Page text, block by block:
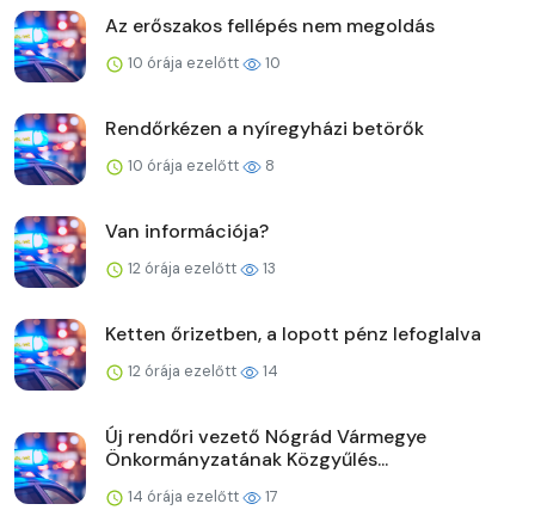
Az erőszakos fellépés nem megoldás
10 órája ezelőtt 10
Rendőrkézen a nyíregyházi betörők
10 órája ezelőtt 8
Van információja?
12 órája ezelőtt 13
Ketten őrizetben, a lopott pénz lefoglalva
12 órája ezelőtt 14
Új rendőri vezető Nógrád Vármegye
Önkormányzatának Közgyűlés...
14 órája ezelőtt 17